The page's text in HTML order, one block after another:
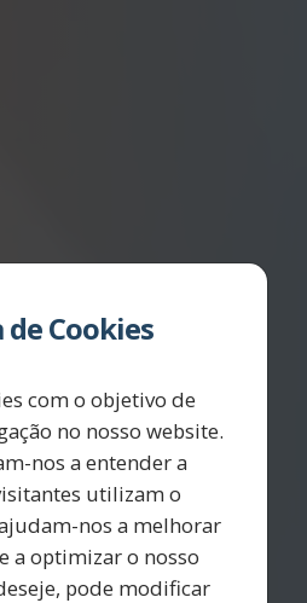
Cookies
com o objetivo de
no nosso website.
nos a entender a
utilizam o
nos a melhorar
a optimizar o nosso
pode modificar